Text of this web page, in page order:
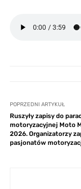
POPRZEDNI ARTYKUŁ
Ruszyły zapisy do
motoryzacyjnej Moto
2026. Organizatorzy
pasjonatów